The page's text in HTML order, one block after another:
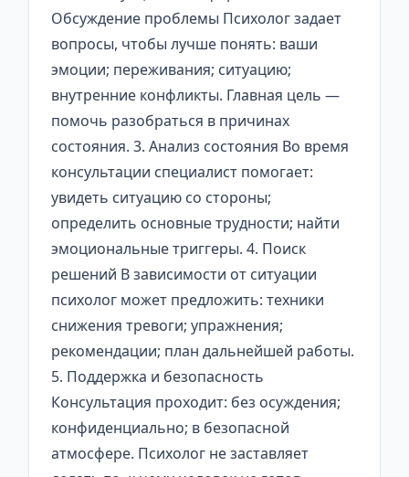
Обсуждение проблемы Психолог задает
вопросы, чтобы лучше понять: ваши
эмоции; переживания; ситуацию;
внутренние конфликты. Главная цель —
помочь разобраться в причинах
состояния. 3. Анализ состояния Во время
консультации специалист помогает:
увидеть ситуацию со стороны;
определить основные трудности; найти
эмоциональные триггеры. 4. Поиск
решений В зависимости от ситуации
психолог может предложить: техники
снижения тревоги; упражнения;
рекомендации; план дальнейшей работы.
5. Поддержка и безопасность
Консультация проходит: без осуждения;
конфиденциально; в безопасной
атмосфере. Психолог не заставляет